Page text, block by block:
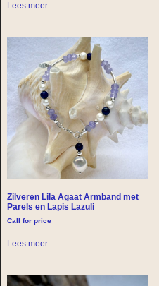
Lees meer
Zilveren Lila Agaat Armband met
Parels en Lapis Lazuli
Call for price
Lees meer